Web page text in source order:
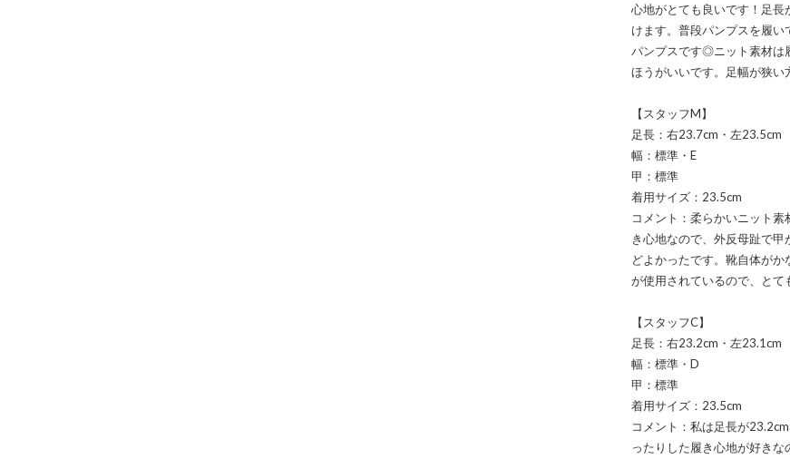
心地がとても良いです！足
けます。普段パンプスを履い
パンプスです◎ニット素材は
ほうがいいです。足幅が狭い
【スタッフM】
足長：右23.7cm・左23.5cm
幅：標準・E
甲：標準
着用サイズ：23.5cm
コメント：柔らかいニット
き心地なので、外反母趾で
どよかったです。靴自体が
が使用されているので、とて
【スタッフC】
足長：右23.2cm・左23.1cm
幅：標準・D
甲：標準
着用サイズ：23.5cm
コメント：私は足長が
ったりした履き心地が好き